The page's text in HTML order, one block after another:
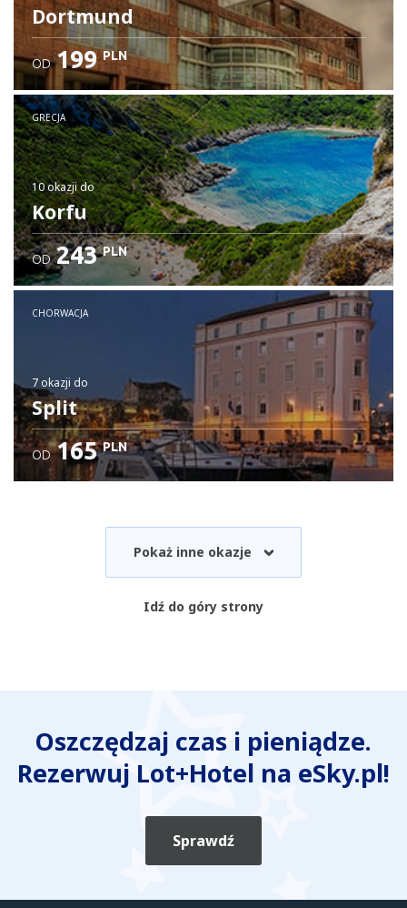
Dortmund
OD 199 PLN
GRECJA
10 okazjido
Korfu
OD 243 PLN
CHORWACJA
7 okazji do
Split
OD 165 PLN
Pokaż inne okazje
Idź do góry strony
Oszczędzaj czas i pieniądze.
Rezerwuj Lot+Hotel na eSky.pl!
Sprawdź